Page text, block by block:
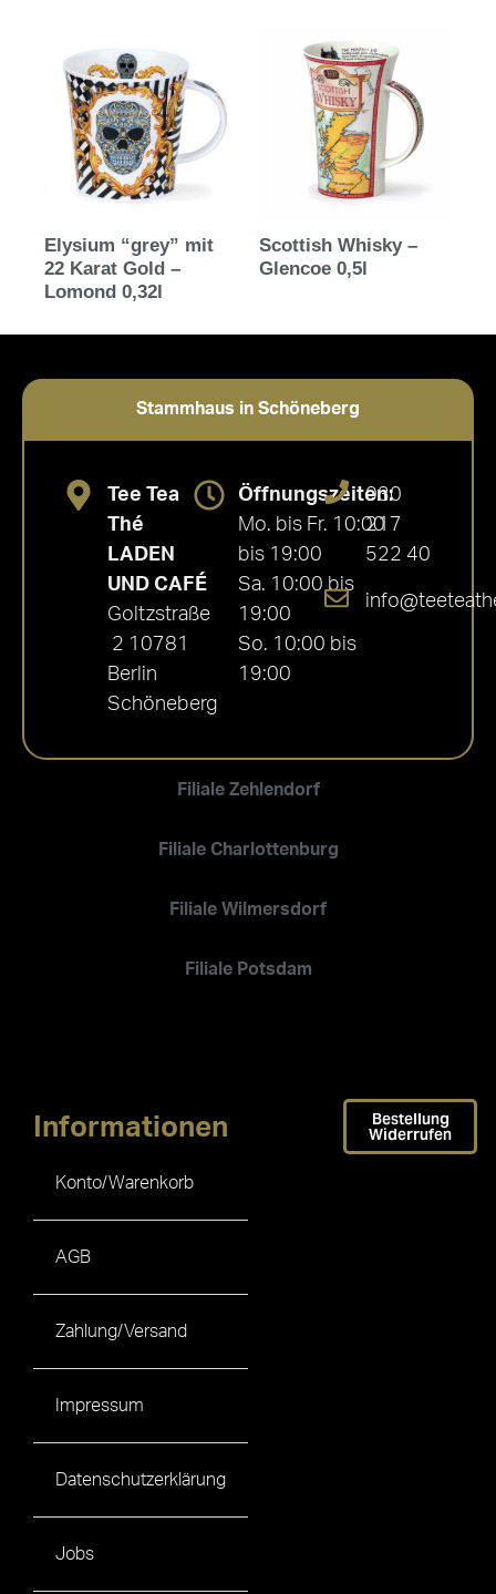
Elysium “grey” mit
22 Karat Gold –
Lomond 0,32l
Scottish Whisky –
Glencoe 0,5l
Stammhaus in Schöneberg
Filiale Zehlendorf
Filiale Charlottenburg
Filiale Wilmersdorf
Filiale Potsdam
Tee Tea
Thé
LADEN
UND CAFÉ
Goltzstraße
2 10781
Berlin
Schöneberg
Öffnungszeiten:
Mo. bis Fr. 10:00
bis 19:00
Sa. 10:00 bis
19:00
So. 10:00 bis
19:00
030
217
522 40
Informationen
Konto/Warenkorb
AGB
Zahlung/Versand
Impressum
Datenschutzerklärung
Jobs
Bestellung
Widerrufen